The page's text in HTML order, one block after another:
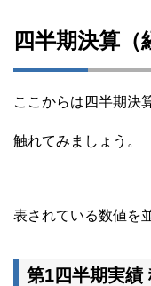
四半期決算（
ここからは四半期決
触れてみましょう。
表されている数値を
第1四半期実績